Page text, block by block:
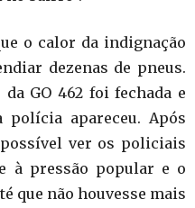
o calor da indignação
dezenas de pneus.
GO 462 foi fechada e
polícia apareceu. Após
ver os policiais
à pressão popular e o
que não houvesse mais